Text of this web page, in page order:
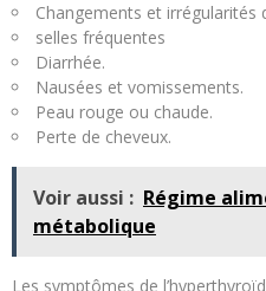
Changements et irrégularités
selles fréquentes
Diarrhée.
Nausées et vomissements.
Peau rouge ou chaude.
Perte de cheveux.
Voir aussi : Régime
métabolique
Les symptômes de